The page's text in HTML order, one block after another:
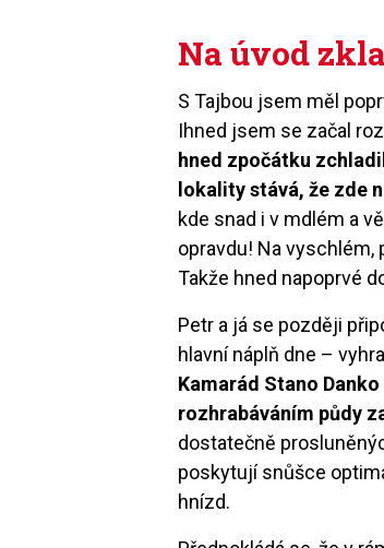
Na úvod
S Tajbou jsem měl
Ihned jsem se začal
hned zpočátku
lokality stává, že zde
kde snad i v mdlém a
opravdu! Na vyschlém,
Takže hned napoprvé
Petr a já se později
hlavní náplň dne –
Kamarád Stano
rozhrabáváním půdy
dostatečně
poskytují snůšce
hnízd.